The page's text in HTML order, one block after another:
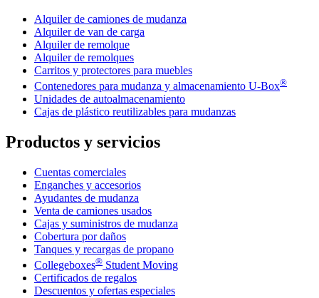
Alquiler de camiones de mudanza
Alquiler de van de carga
Alquiler de remolque
Alquiler de remolques
Carritos y protectores para muebles
Contenedores para mudanza y almacenamiento U-Box®
Unidades de autoalmacenamiento
Cajas de plástico reutilizables para mudanzas
Productos y servicios
Cuentas comerciales
Enganches y accesorios
Ayudantes de mudanza
Venta de camiones usados
Cajas y suministros de mudanza
Cobertura por daños
Tanques y recargas de propano
Collegeboxes® Student Moving
Certificados de regalos
Descuentos y ofertas especiales